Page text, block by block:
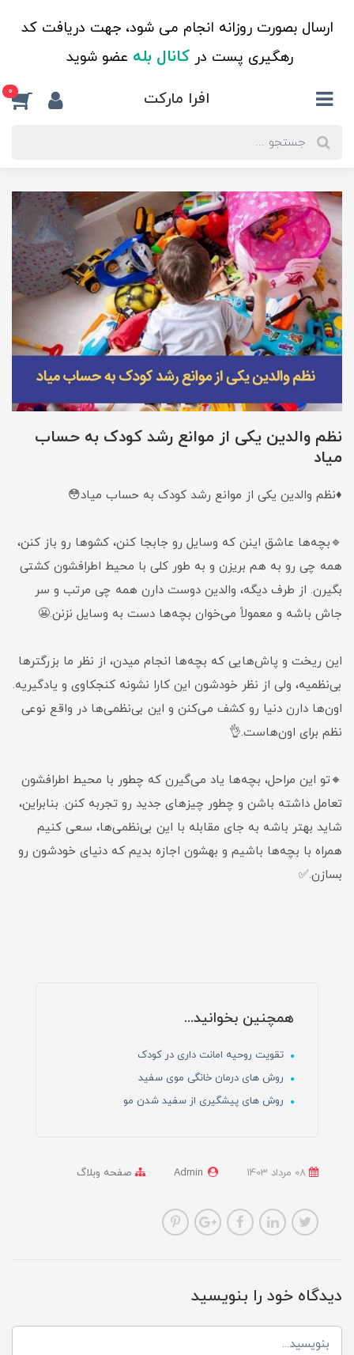
ارسال بصورت روزانه انجام می شود، جهت دریافت کد
رهگیری پست درکانال بله عضو شوید
افرا مارکت 0
️نظم والدین یکی از موانع رشد کودک به حساب
میاد
♦️نظم والدین یکی از موانع رشد کودک به حساب میاد😳
🔹بچه‌ها عاشق اینن که وسایل رو جابجا کنن، کشوها رو باز کنن،
همه چی رو به هم بریزن و به طور کلی با محیط اطرافشون کشتی
بگیرن. از طرف دیگه، والدین دوست دارن همه چی مرتب و سر
جاش باشه و معمولاً می‌خوان بچه‌ها دست به وسایل نزنن.😬
این ریخت و پاش‌هایی که بچه‌ها انجام میدن، از نظر ما بزرگترها
بی‌نظمیه، ولی از نظر خودشون این کارا نشونه کنجکاوی و یادگیریه.
اون‌ها دارن دنیا رو کشف می‌کنن و این بی‌نظمی‌ها در واقع نوعی
نظم برای اون‌هاست.👌
🔸تو این مراحل، بچه‌ها یاد می‌گیرن که چطور با محیط اطرافشون
تعامل داشته باشن و چطور چیزهای جدید رو تجربه کنن. بنابراین،
شاید بهتر باشه به جای مقابله با این بی‌نظمی‌ها، سعی کنیم
همراه با بچه‌ها باشیم و بهشون اجازه بدیم که دنیای خودشون رو
بسازن.✅
همچنین بخوانید...
تقویت روحیه امانت داری در کودک
روش های درمان خانگی موی سفید
روش های پیشگیری از سفید شدن مو
Admin صفحه وبلاگ
دیدگاه خود را بنویسید